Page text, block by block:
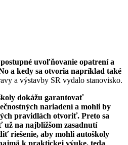
uvoľňovanie opatrení a
a kedy sa otvoria napríklad také
a výstavby SR vydalo stanovisko.
dokážu garantovať
nariadení a mohli by
pravidlách otvoriť. Preto sa
už na najbližšom zasadnutí
riešenie, aby mohli autoškoly
k praktickej výuke, teda